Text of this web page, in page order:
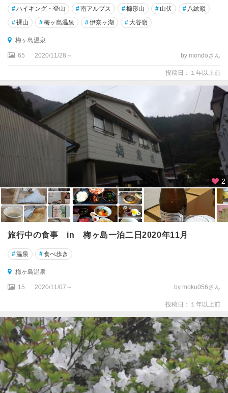
#ハイキング・登山 #南アルプス #櫛形山 # 山伏 # 八紘嶺
#裸山 #梅ヶ島温泉 #伊奈ヶ湖 # 大谷嶺
梅ヶ島温泉
65 2020/11/28～ by mondoさん
投稿日：１年以上前
2
旅行中の食事 in 梅ヶ島一泊二日2020年11月
#温泉 #食べ歩き
梅ヶ島温泉
15 2020/11/07～ by moku056さん
投稿日：１年以上前